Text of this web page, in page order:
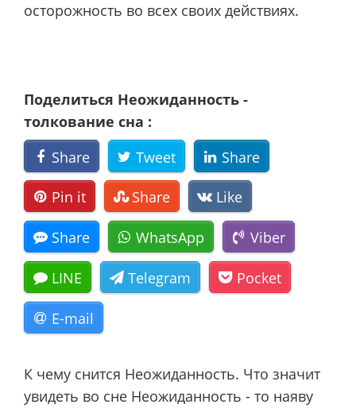
осторожность во всех своих действиях.
Поделиться Неожиданность -
толкование сна :
Share
Tweet Share
Pin it Share Like
Share WhatsApp Viber
LINE Telegram Pocket
E-mail
К чему снится Неожиданность. Что значит
увидеть во сне Неожиданность - то наяву